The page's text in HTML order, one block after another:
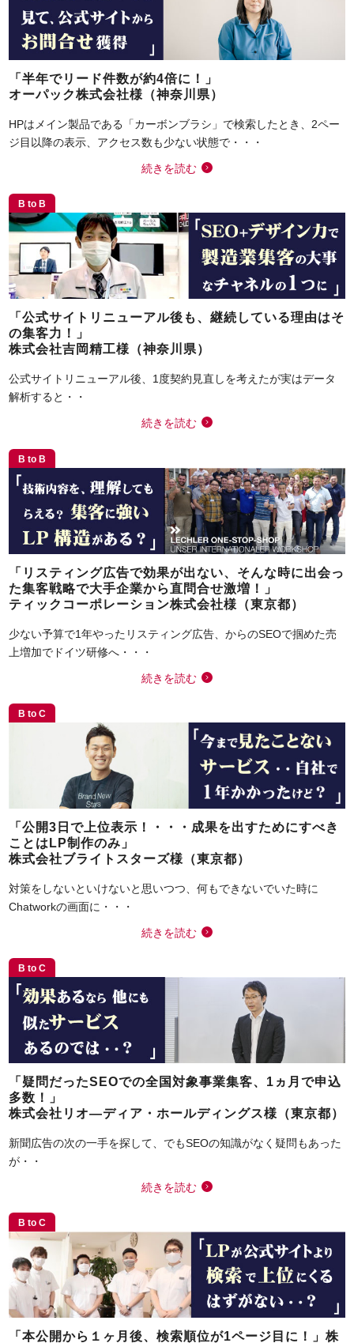
「半年でリード件数が約4倍に！」
オーパック株式会社様（神奈川県）
HPはメイン製品である「カーボンブラシ」で検索したとき、2ペー
ジ目以降の表示、アクセス数も少ない状態で・・・
続きを読む
B to B
「公式サイトリニューアル後も、継続している理由はそ
の集客力！」
株式会社吉岡精工様（神奈川県）
公式サイトリニューアル後、1度契約見直しを考えたが実はデータ
解析すると・・
続きを読む
B to B
「リスティング広告で効果が出ない、そんな時に出会っ
た集客戦略で大手企業から直問合せ激増！」
ティックコーポレーション株式会社様（東京都）
少ない予算で1年やったリスティング広告、からのSEOで掴めた売
上増加でドイツ研修へ・・・
続きを読む
B to C
「公開3日で上位表示！・・・成果を出すためにすべき
ことはLP制作のみ」
株式会社ブライトスターズ様（東京都）
対策をしないといけないと思いつつ、何もできないでいた時に
Chatworkの画面に・・・
続きを読む
B to C
「疑問だったSEOでの全国対象事業集客、1ヵ月で申込
多数！」
株式会社リオ―ディア・ホールディングス様（東京都）
新聞広告の次の一手を探して、でもSEOの知識がなく疑問もあった
が・・
続きを読む
B to C
「本公開から１ヶ月後、検索順位が1ページ目に！」株